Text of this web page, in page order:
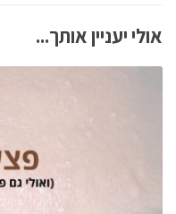
אולי יעניין אותך...